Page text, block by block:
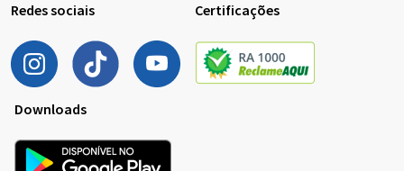
Redes sociais Certificações
Downloads